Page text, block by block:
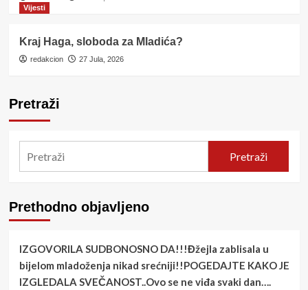
Vijesti
Kraj Haga, sloboda za Mladića?
redakcion 27 Jula, 2026
Pretraži
Pretraži
Prethodno objavljeno
IZGOVORILA SUDBONOSNO DA!!!Đžejla zablisala u
bijelom mladoženja nikad srećniji!!POGEDAJTE KAKO JE
IZGLEDALA SVEČANOST..Ovo se ne viđa svaki dan….